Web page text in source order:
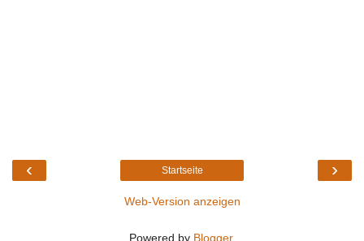
‹ ›
Startseite
Web-Version anzeigen
Powered by Blogger.